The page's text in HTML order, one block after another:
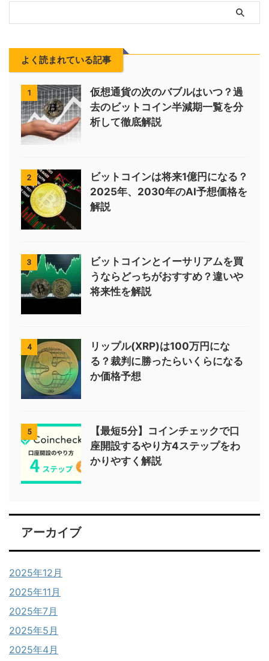
よく読まれている記事
1
仮想通貨の次のバブルはいつ？過
去のビットコイン半減期一覧を分
析して徹底解説
2
ビットコインは将来1億円になる？
2025年、2030年のAI予想価格を
解説
3
ビットコインとイーサリアムを買
うならどっちがおすすめ？違いや
将来性を解説
4
リップル(XRP)は100万円にな
る？裁判に勝ったらいくらになる
か価格予想
5
【最短5分】コインチェックで口
座開設するやり方4ステップをわ
かりやすく解説
アーカイブ
2025年12月
2025年11月
2025年7月
2025年5月
2025年4月